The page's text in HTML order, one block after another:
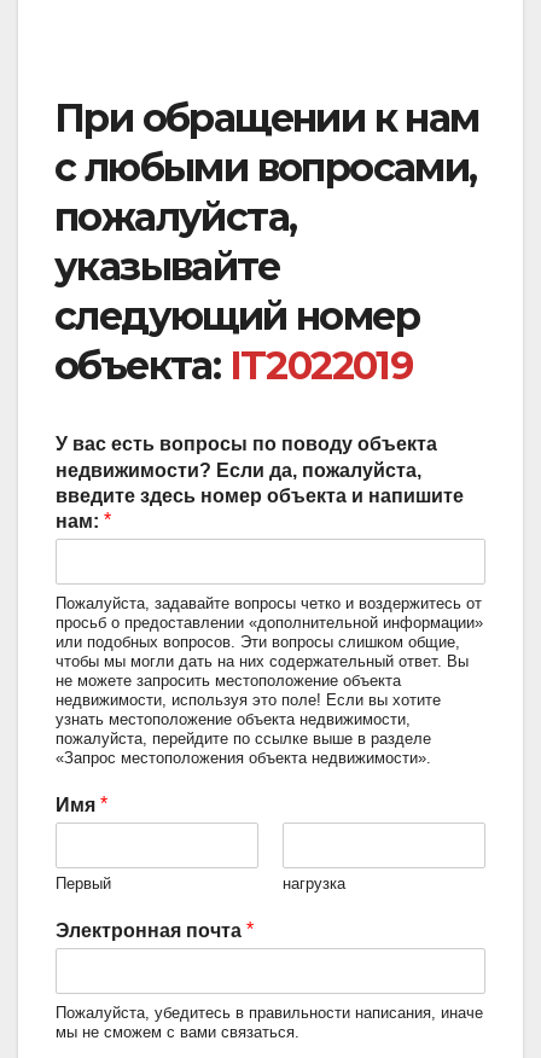
При обращении к нам
с любыми вопросами,
пожалуйста,
указывайте
следующий номер
объекта: IT2022019
У вас есть вопросы по поводу объекта
недвижимости? Если да, пожалуйста,
введите здесь номер объекта и напишите
нам: *
Пожалуйста, задавайте вопросы четко и воздержитесь от
просьб о предоставлении «дополнительной информации»
или подобных вопросов. Эти вопросы слишком общие,
чтобы мы могли дать на них содержательный ответ. Вы
не можете запросить местоположение объекта
недвижимости, используя это поле! Если вы хотите
узнать местоположение объекта недвижимости,
пожалуйста, перейдите по ссылке выше в разделе
«Запрос местоположения объекта недвижимости».
Имя *
Первый нагрузка
Электронная почта *
Пожалуйста, убедитесь в правильности написания, иначе
мы не сможем с вами связаться.